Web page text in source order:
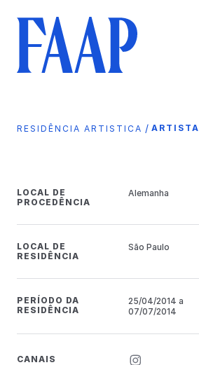
RESIDÊNCIA ARTISTICA / ARTISTA
LOCAL DE
PROCEDÊNCIA
Alemanha
LOCAL DE
RESIDÊNCIA
São Paulo
PERÍODO DA
RESIDÊNCIA
25/04/2014 a
07/07/2014
CANAIS